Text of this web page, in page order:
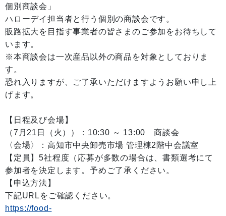
個別商談会」
ハローデイ担当者と行う個別の商談会です。
販路拡大を目指す事業者の皆さまのご参加をお待ちして
います。
※本商談会は一次産品以外の商品を対象としておりま
す。
恐れ入りますが、ご了承いただけますようお願い申し上
げます。
【日程及び会場】
（7月21日（火））：10:30 ～ 13:00 商談会
〈会場〉：高知市中央卸売市場 管理棟2階中会議室
【定員】5社程度（応募が多数の場合は、書類選考にて
参加者を決定します。予めご了承ください。
【申込方法】
下記URLをご確認ください。
https://food-